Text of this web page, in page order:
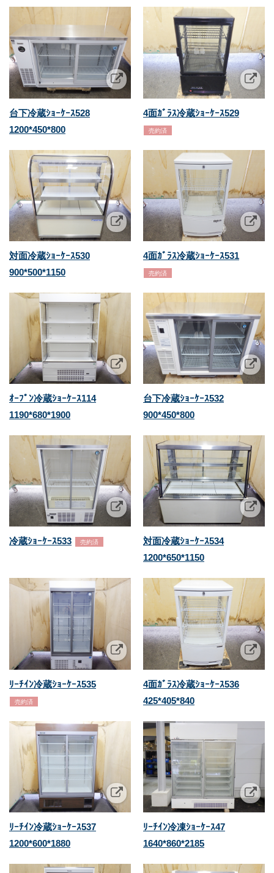
台下冷蔵ｼｮｰｹｰｽ528
1200*450*800
4面ｶﾞﾗｽ冷蔵ｼｮｰｹｰｽ529
売約済
対面冷蔵ｼｮｰｹｰｽ530
900*500*1150
4面ｶﾞﾗｽ冷蔵ｼｮｰｹｰｽ531
売約済
ｵｰﾌﾟﾝ冷蔵ｼｮｰｹｰｽ114
1190*680*1900
台下冷蔵ｼｮｰｹｰｽ532
900*450*800
冷蔵ｼｮｰｹｰｽ533 売約済
対面冷蔵ｼｮｰｹｰｽ534
1200*650*1150
ﾘｰﾁｲﾝ冷蔵ｼｮｰｹｰｽ535
売約済
4面ｶﾞﾗｽ冷蔵ｼｮｰｹｰｽ536
425*405*840
ﾘｰﾁｲﾝ冷蔵ｼｮｰｹｰｽ537
1200*600*1880
ﾘｰﾁｲﾝ冷凍ｼｮｰｹｰｽ47
1640*860*2185